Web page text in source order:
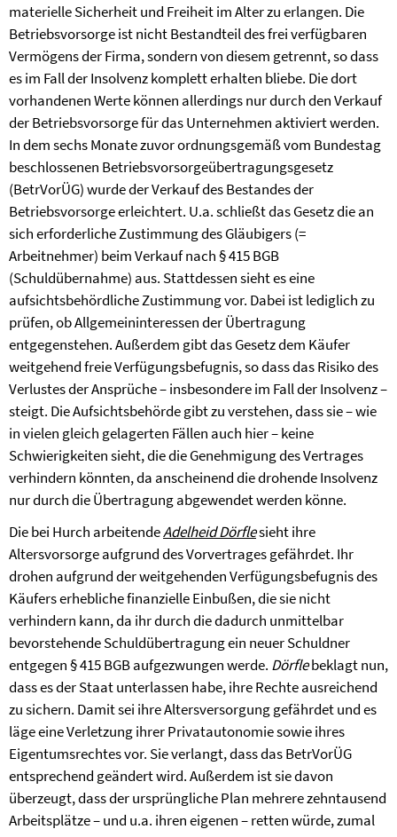
materielle Sicherheit und Freiheit im Alter zu erlangen. Die
Betriebsvorsorge ist nicht Be­standteil des frei verfügbaren
Vermögens der Firma, sondern von diesem getrennt, so dass
es im Fall der Insolvenz komplett erhalten bliebe. Die dort
vorhandenen Werte können allerdings nur durch den Verkauf
der Betriebsvorsorge für das Unternehmen aktiviert werden.
In dem sechs Monate zuvor ordnungsgemäß vom Bundestag
beschlossenen Betriebsvorsorgeübertragungsgesetz
(BetrVorÜG)wurde derVerkauf des Bestandes der
Betriebsvorsorge erleichtert. U.a.schließt das Gesetz die an
sich erforderliche Zustimmung des Gläubigers (=
Arbeitnehmer) beim Verkauf nach § 415 BGB
(Schuldübernahme) aus. Stattdessen sieht es eine
aufsichtsbehördliche Zustimmung vor. Dabei ist lediglich zu
prüfen, ob Allgemeininteressen der Übertragung
entgegenstehen. Außerdem gibt das Gesetz dem Käufer
weitgehend freie Verfügungsbefugnis, so dass das Risiko des
Verlustes der Ansprüche – insbesondere im Fall der Insolvenz –
steigt. Die Aufsichtsbehörde gibt zu verstehen, dass sie – wie
in vielen gleich gelagerten Fällen auch hier – keine
Schwierigkeiten sieht, die die Genehmigung des Vertrages
verhindern könnten, da anscheinend die drohende Insolvenz
nur durch die Übertragung abgewendet werden könne.
Die bei Hurch arbeitendeAdelheid Dörflesieht ihre
Altersvorsorge aufgrund des Vorvertrages ge­fährdet. Ihr
drohen aufgrund der weitgehenden Verfügungsbefugnis des
Käufers erhebliche finanzielle Einbußen, die sie nicht
verhindern kann, da ihr durch die dadurch unmittelbar
bevorstehende Schuldübertragung ein neuer Schuldner
entgegen § 415 BGB aufgezwungen werde. Dörflebeklagt nun,
dass es der Staat unterlassen habe, ihre Rechte ausreichend
zu sichern. Damit sei ihre Altersversorgung gefährdet und es
läge eine Verletzung ihrer Privatautonomie sowie ihres
Eigentumsrechtes vor. Sie verlangt, dass dasBetrVorÜG
entsprechend geändert wird.Außerdem ist sie davon
überzeugt, dass der ursprüngliche Plan mehrere zehntausend
Arbeitsplätze – und u.a. ihren eigenen – retten würde, zumal